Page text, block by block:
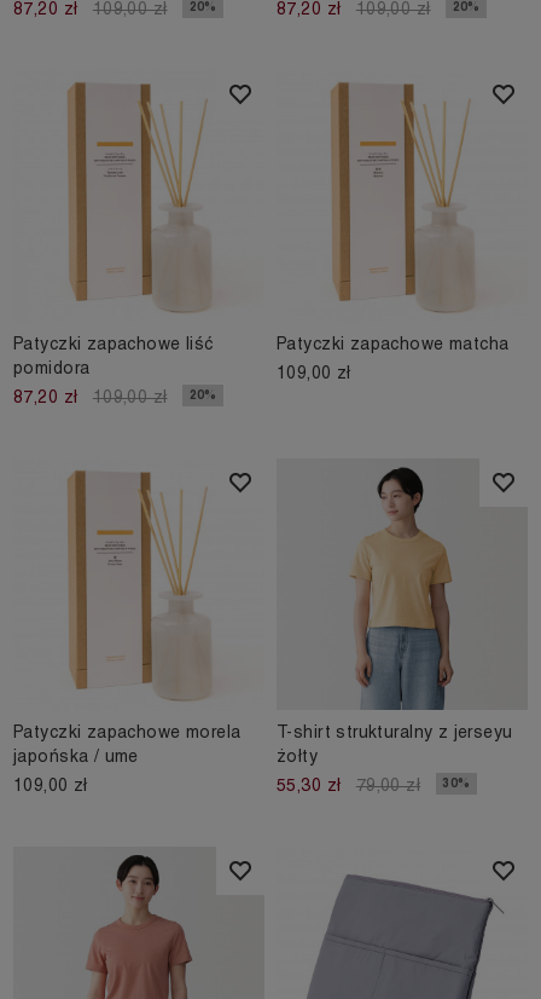
87,20 zł 109,00 zł 20% 87,20 zł 109,00 zł 20%
Patyczki zapachowe liść
pomidora
87,20 zł
109,00 zł 20%
Patyczki zapachowe matcha
109,00 zł
Patyczki zapachowe morela
japońska / ume
109,00 zł
T-shirt strukturalny z jerseyu
żołty
55,30 zł
79,00 zł 30%